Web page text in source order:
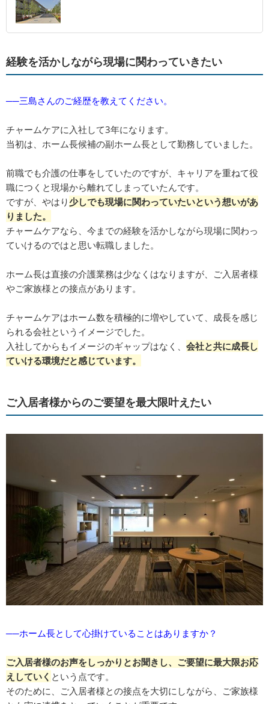
経験を活かしながら現場に関わっていきたい
──三島さんのご経歴を教えてください。
チャームケアに入社して3年になります。
当初は、ホーム長候補の副ホーム長として勤務していました。
前職でも介護の仕事をしていたのですが、キャリアを重ねて役
職につくと現場から離れてしまっていたんです。
ですが、やはり少しでも現場に関わっていたいという想いがあ
りました。
チャームケアなら、今までの経験を活かしながら現場に関わっ
ていけるのではと思い転職しました。
ホーム長は直接の介護業務は少なくはなりますが、ご入居者様
やご家族様との接点があります。
チャームケアはホーム数を積極的に増やしていて、成長を感じ
られる会社というイメージでした。
入社してからもイメージのギャップはなく、 会社と共に成長し
ていける環境だと感じています。
ご入居者様からのご要望を最大限叶えたい
──ホーム長として心掛けていることはありますか？
ご入居者様のお声をしっかりとお聞きし、ご要望に最大限お応
えしていく という点です。
そのために、ご入居者様との接点を大切にしながら、ご家族様